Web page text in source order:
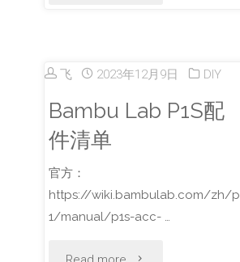
管
飞 2023年12月9日 DIY
Bambu Lab P1S配
件清单
官方：
https://wiki.bambulab.com/zh/p
1/manual/p1s-acc- …
"Bambu